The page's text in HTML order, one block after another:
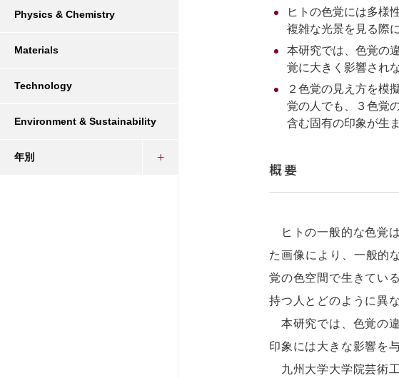
ヒトの色覚には多様
複雑な光景を見る際
本研究では、色覚の
覚に大きく影響され
２色覚の見え方を模
覚の人でも、３色覚
含む固有の印象が生
概要
ヒトの一般的な色覚
た画像により、一般的
覚の色空間で生きてい
持つ人とどのように異
本研究では、色覚の
印象には大きな影響を
九州大学大学院芸術
Physics & Chemistry
Materials
Technology
Environment & Sustainability
年別